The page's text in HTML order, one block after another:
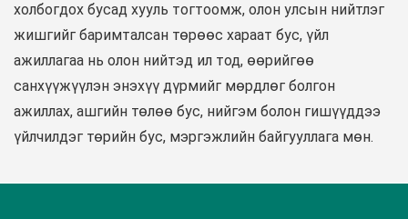
холбогдох бусад хууль тогтоомж, олон улсын нийтлэг
жишгийг баримталсан төрөөс хараат бус, үйл
ажиллагаа нь олон нийтэд ил тод, өөрийгөө
санхүүжүүлэн энэхүү дүрмийг мөрдлөг болгон
ажиллах, ашгийн төлөө бус, нийгэм болон гишүүддээ
үйлчилдэг төрийн бус, мэргэжлийн байгууллага мөн.